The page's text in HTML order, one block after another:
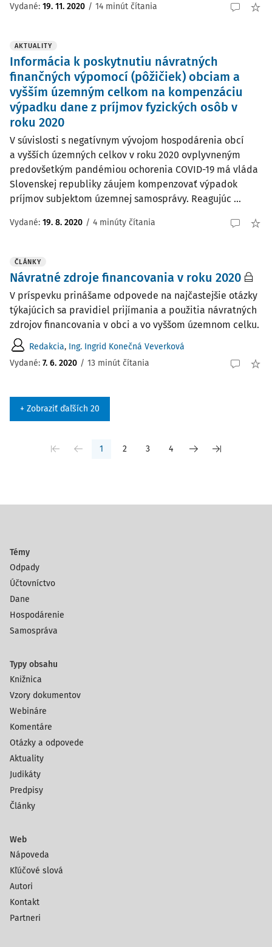
Vydané: 19. 11. 2020 / 14 minút čítania
AKTUALITY
Informácia k poskytnutiu návratných
finančných výpomocí (pôžičiek) obciam a
vyšším územným celkom na kompenzáciu
výpadku dane z príjmov fyzických osôb v
roku 2020
V súvislosti s negatívnym vývojom hospodárenia obcí
a vyšších územných celkov v roku 2020 ovplyvneným
predovšetkým pandémiou ochorenia COVID-19 má vláda
Slovenskej republiky záujem kompenzovať výpadok
príjmov subjektom územnej samosprávy. Reagujúc ...
Vydané: 19. 8. 2020 / 4 minúty čítania
ČLÁNKY
Návratné zdroje financovania v roku 2020
V príspevku prinášame odpovede na najčastejšie otázky
týkajúcich sa pravidiel prijímania a použitia návratných
zdrojov financovania v obci a vo vyššom územnom celku.
Redakcia, Ing. Ingrid Konečná Veverková
Vydané: 7. 6. 2020 / 13 minút čítania
+ Zobraziť ďaľších 20
1 2 3 4
Témy
Odpady
Účtovníctvo
Dane
Hospodárenie
Samospráva
Typy obsahu
Knižnica
Vzory dokumentov
Webináre
Komentáre
Otázky a odpovede
Aktuality
Judikáty
Predpisy
Články
Web
Nápoveda
Kľúčové slová
Autori
Kontakt
Partneri